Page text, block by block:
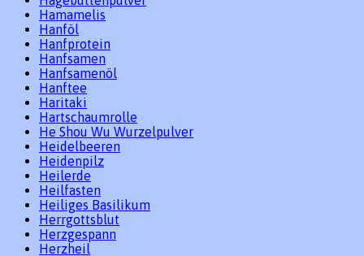
Hamamelis
Hanföl
Hanfprotein
Hanfsamen
Hanfsamenöl
Hanftee
Haritaki
Hartschaumrolle
He Shou Wu Wurzelpulver
Heidelbeeren
Heidenpilz
Heilerde
Heilfasten
Heiliges Basilikum
Herrgottsblut
Herzgespann
Herzheil